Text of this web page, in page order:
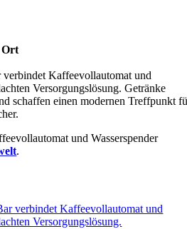
Ort
Kaffeevollautomat und
Versorgungslösung. Getränke
schaffen einen modernen Treffpunkt
und Wasserspender
.